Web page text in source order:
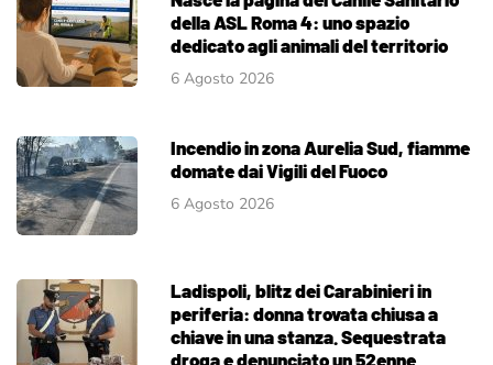
della ASL Roma 4: uno spazio
dedicato agli animali del territorio
6 Agosto 2026
Incendio in zona Aurelia Sud, fiamme
domate dai Vigili del Fuoco
6 Agosto 2026
Ladispoli, blitz dei Carabinieri in
periferia: donna trovata chiusa a
chiave in una stanza. Sequestrata
droga e denunciato un 52enne